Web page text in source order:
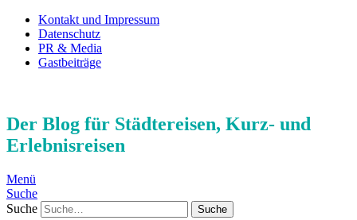
Kontakt und Impressum
Datenschutz
PR & Media
Gastbeiträge
Der Blog für Städtereisen, Kurz- und
Erlebnisreisen
Menü
Suche
Suche